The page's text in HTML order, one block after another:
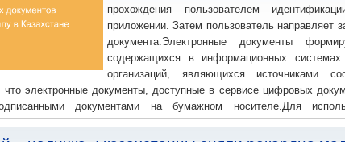
прохождения пользователем
приложении. Затем пользователь направляет
документа.Электронные документы
содержащихся в информационных
организаций, являющихся источниками
что электронные документы, доступные в сервисе цифровых
документами на бумажном носителе.Для
после идентификации выбирает необходимый документ в сервисе